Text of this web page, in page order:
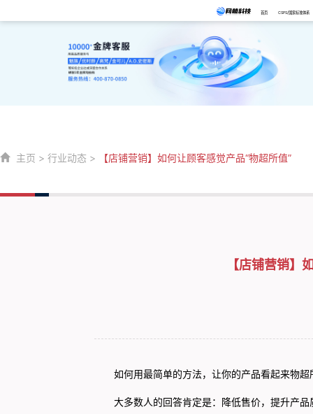
首页 CSPS/国家标准体系
主页 > 行业动态 > 【店铺营销】如何让顾客感觉产品“物超所值”
【店铺营销】
如何用最简单的方法，让你的产品看起来物超
大多数人的回答肯定是：降低售价，提升产品